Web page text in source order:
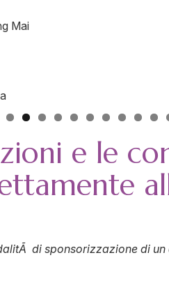
Mai
e le
di sponsorizzazione di